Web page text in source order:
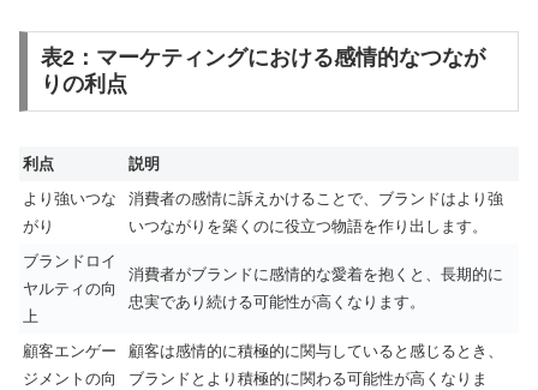
表2：マーケティングにおける感情的なつなが
りの利点
利点
説明
より強いつな
がり
消費者の感情に訴えかけることで、ブランドはより強
いつながりを築くのに役立つ物語を作り出します。
ブランドロイ
ヤルティの向
上
消費者がブランドに感情的な愛着を抱くと、長期的に
忠実であり続ける可能性が高くなります。
顧客エンゲー
ジメントの向
顧客は感情的に積極的に関与していると感じるとき、
ブランドとより積極的に関わる可能性が高くなりま